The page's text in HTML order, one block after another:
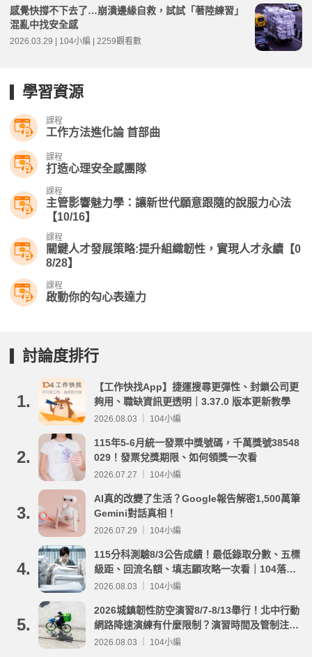
感覺快撐不下去了…崩潰邊緣自救，試試「著陸練習」
混亂中找安全感
2026.03.29 | 104小編 | 2259觀看數
學習資源
課程
工作方法進化論 首部曲
課程
打造心理安全感團隊
課程
主管影響魅力學：讓新世代願意跟隨的說服力心法
【10/16】
課程
關鍵人才發展策略:提升組織韌性，實現人才永續【0
8/28】
課程
啟動你的勾心表達力
討論度排行
1.
【工作快找App】捷運搜尋更彈性、封鎖公司更
夠用、職缺資訊更透明｜3.37.0 版本更新教學
2026.08.03 ｜ 104小編
2.
115年5-6月統一發票中獎號碼，千萬獎號38548
029！發票兌獎期限、如何領獎一次看
2026.07.27 ｜ 104小編
3.
AI真的改變了生活？Google報告解密1,500萬筆
Gemini對話真相！
2026.07.29 ｜ 104小編
4.
115分科測驗8/3公告成績！最低錄取分數、五標
級距、回流名額、填志願攻略一次看｜104落點
分析
2026.08.03 ｜ 104小編
5.
2026城鎮韌性防空演習8/7-8/13舉行！北中行動
網路降速演練有什麼限制？演習時間及管制注意
事項整理
2026.08.03 ｜ 104小編